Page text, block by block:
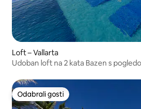
Loft – Vallarta
Udoban loft na 2 kata Bazen s
Odabrali gosti
Odabrali gosti